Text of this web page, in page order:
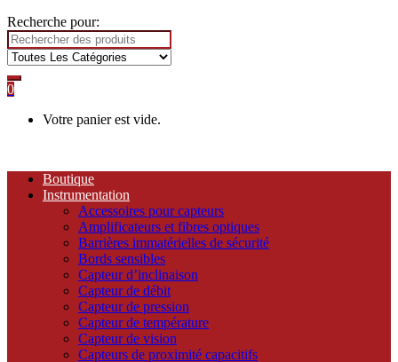
Recherche pour:
0
Votre panier est vide.
Boutique
Instrumentation
Accessoires pour capteurs
Amplificateurs et fibres optiques
Barrières immatérielles de sécurité
Bords sensibles
Capteur d’inclinaison
Capteur de débit
Capteur de pression
Capteur de température
Capteur de vision
Capteurs de proximité capacitifs